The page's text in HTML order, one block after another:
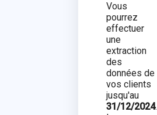
Vous
pourrez
effectuer
une
extraction
des
données de
vos clients
jusqu'au
31/12/2024.